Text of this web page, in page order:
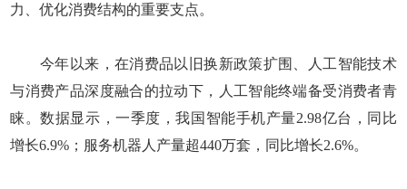
力、优化消费结构的重要支点。
今年以来，在消费品以旧换新政策扩围、人工智能技术
与消费产品深度融合的拉动下，人工智能终端备受消费者青
睐。数据显示，一季度，我国智能手机产量2.98亿台，同比
增长6.9%；服务机器人产量超440万套，同比增长2.6%。